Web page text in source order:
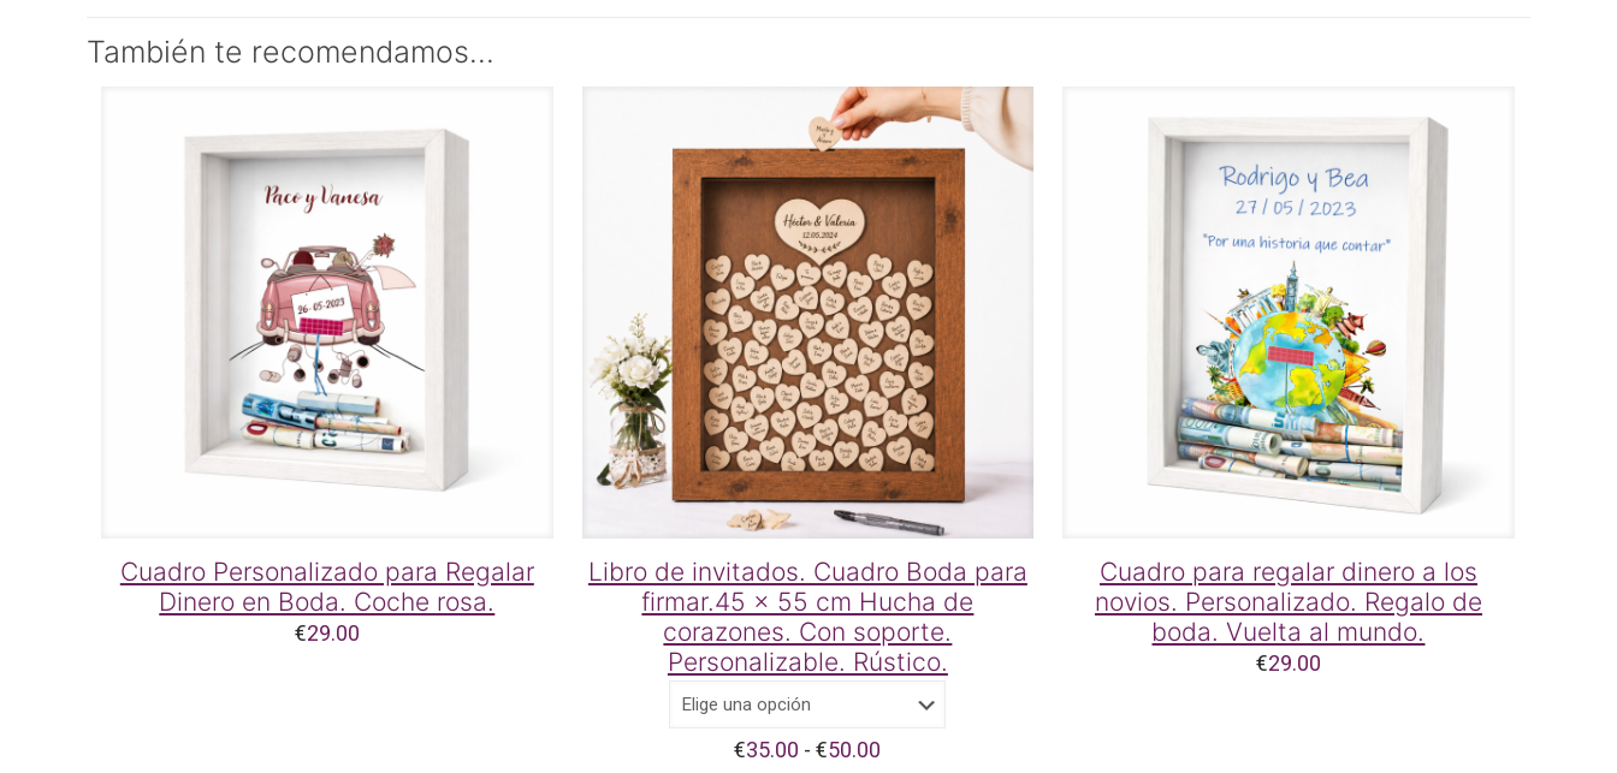
También te recomendamos…
Cuadro Personalizado para Regalar
Dinero en Boda. Coche rosa.
€29.00
Libro de invitados. Cuadro Boda para
firmar.45 x 55 cm Hucha de
corazones. Con soporte.
Personalizable. Rústico.
€35.00 - €50.00
Cuadro para regalar dinero a los
novios. Personalizado. Regalo de
boda. Vuelta al mundo.
€29.00